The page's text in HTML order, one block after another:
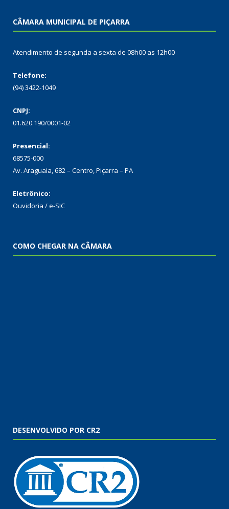
CÂMARA MUNICIPAL DE PIÇARRA
Atendimento de segunda a sexta de 08h00 as 12h00
Telefone:
(94) 3422-1049
CNPJ:
01.620.190/0001-02
Presencial:
68575-000
Av. Araguaia, 682 – Centro, Piçarra – PA
Eletrônico:
Ouvidoria /e-SIC
COMO CHEGAR NA CÂMARA
DESENVOLVIDO POR CR2